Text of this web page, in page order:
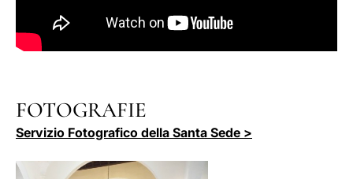
FOTOGRAFIE
Servizio Fotografico della Santa Sede >